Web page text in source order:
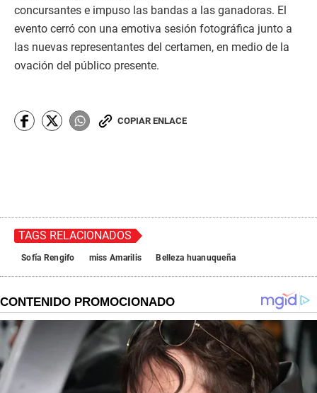
concursantes e impuso las bandas a las ganadoras. El
evento cerró con una emotiva sesión fotográfica junto a
las nuevas representantes del certamen, en medio de la
ovación del público presente.
COPIAR ENLACE
TAGS RELACIONADOS
Sofía Rengifo miss Amarilis Belleza huanuqueña